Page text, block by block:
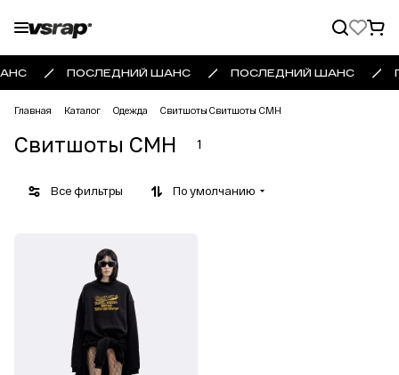
ПОСЛЕДНИЙ ШАНС ПОСЛЕДНИЙ ШАНС
Главная Каталог Одежда Свитшоты Свитшоты CMH
Свитшоты CMH 1
Все фильтры По умолчанию